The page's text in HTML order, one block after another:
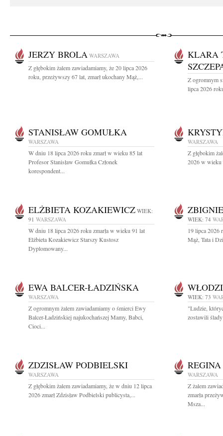
JERZY BROLA WARSZAWA
Z głębokim żalem zawiadamiamy, że 20 lipca 2026
roku, przeżywszy 67 lat, zmarł ukochany Mąż,...
KLARA
Z ogromnym
lipca 2026
STANISŁAW GOMUŁKA
WARSZAWA
W dniu 18 lipca 2026 roku zmarł w wieku 85 lat
Profesor Stanisław Gomułka Członek
korespondent...
WARSZAWA
Z głębokim
2026 w wieku
ELŻBIETA KOZAKIEWICZ WIEK:
91 WARSZAWA
W dniu 18 lipca 2026 roku zmarła w wieku 91 lat
Elżbieta Kozakiewicz Starszy Kustosz
Dyplomowany...
WIEK: 74
19 lipca 2026
Mąż, Tata i
EWA BALCER-ŁADZIŃSKA
WARSZAWA
Z ogromnym żalem zawiadamiamy o śmierci Ewy
Balcer-Ładzińskiej najukochańszej Mamy, Babci,
Cioci...
WIEK: 73
"Ludzie,
zostawili
ZDZISŁAW PODBIELSKI
WARSZAWA
Z głębokim żalem zawiadamiamy, że w dniu 12 lipca
2026 zmarł Zdzisław Podbielski publicysta,...
WARSZAWA
Z żalem
zmarła
Msza...